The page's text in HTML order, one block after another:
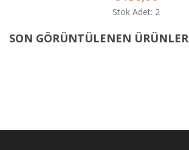
Stok Adet: 2
SON GÖRÜNTÜLENEN ÜRÜNLER